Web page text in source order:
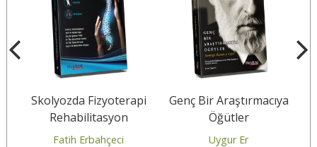
Skolyozda Fizyoterapi
Rehabilitasyon
Fatih Erbahçeci
Genç Bir Araştırmacıya
Öğütler
Uygur Er